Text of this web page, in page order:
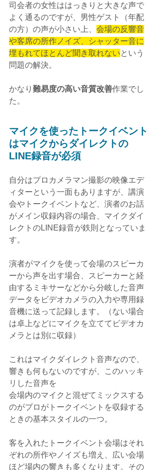
司会者の女性ははっきりと大きな声で
よく通るのですが、男性ゲスト（年配
の方）の声が小さい上、 会場の反響音
や客席の所作ノイズ、シャッター音に
埋もれてほとんど聞き取れないという
問題の解決。
かなり 難易度の高い音質改善作業でし
た。
マイクを使ったトークイベント
はマイクからダイレクトの
LINE録音が必須
自分はプロカメラマン撮影の映像エデ
ィターという一面もありますが、講演
会やトークイベントなど、演者のお話
がメイン収録内容の場合、マイクダイ
レクトのLINE録音が鉄則となっていま
す。
演者がマイクを使って会場のスピーカ
ーから声を出す場合、スピーカーと経
由するミキサーなどから分岐した音声
データをビデオカメラの入力や専用録
音機に送って記録します。（ない場合
は卓上などにマイクを立ててビデオカ
メラとは別に収録）
これはマイクダイレクト音声なので、
響きも何もないのですが、このハッキ
リした音声を
会場内のマイクと混ぜてミックスする
のがプロがトークイベントを収録する
ときの基本スタイルの一つ。
客を入れたトークイベント会場はそれ
ぞれの所作やノイズも増え、広い会場
ほど場内の響きも多くなります。その